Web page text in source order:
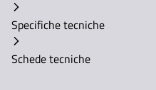
Specifiche tecniche
Schede tecniche